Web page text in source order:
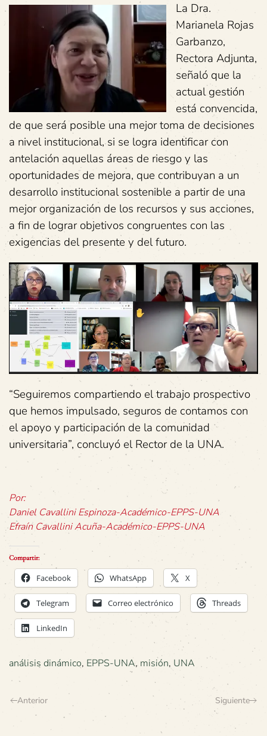
La Dra.
Marianela Rojas
Garbanzo,
Rectora Adjunta,
señaló que la
actual gestión
está convencida,
de que será posible una mejor toma de decisiones
a nivel institucional, si se logra identificar con
antelación aquellas áreas de riesgo y las
oportunidades de mejora, que contribuyan a un
desarrollo institucional sostenible a partir de una
mejor organización de los recursos y sus acciones,
a fin de lograr objetivos congruentes con las
exigencias del presente y del futuro.
“Seguiremos compartiendo el trabajo prospectivo
que hemos impulsado, seguros de contamos con
el apoyo y participación de la comunidad
universitaria”, concluyó el Rector de la UNA.
Por:
Daniel Cavallini Espinoza-Académico-EPPS-UNA
Efraín Cavallini Acuña-Académico-EPPS-UNA
Compartir:
Facebook WhatsApp X
Telegram Correo electrónico Threads
LinkedIn
análisis dinámico, EPPS-UNA, misión, UNA
Anterior Siguiente